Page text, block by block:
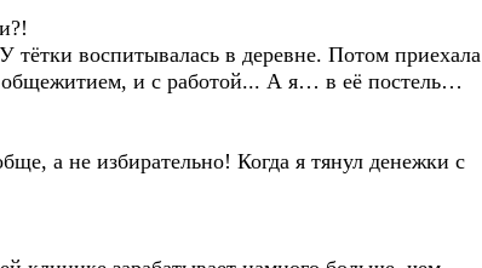
воспитывалась в деревне. Потом приехала
и с работой... А я… в её постель…
а не избирательно! Когда я тянул денежки с